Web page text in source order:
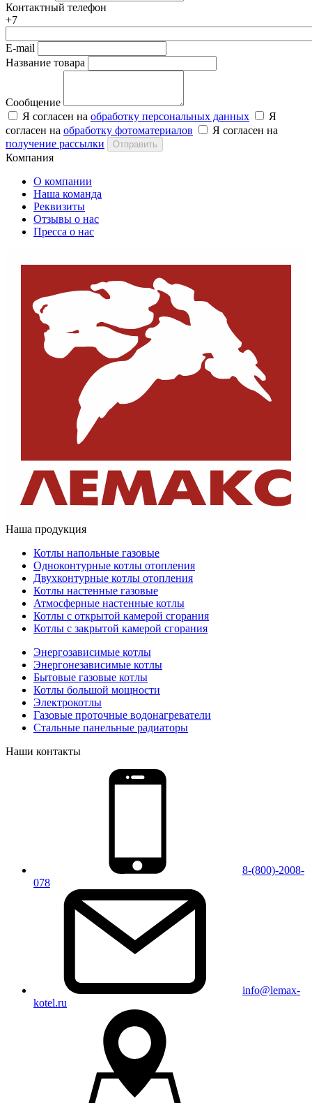
Контактный телефон
+7
E-mail
Название товара
Сообщение
Я согласен на обработку персональных данных
Я
согласен на обработку фотоматериалов
Я согласен на
получение рассылки
Отправить
Компания
О компании
Наша команда
Реквизиты
Отзывы о нас
Пресса о нас
Наша продукция
Котлы напольные газовые
Одноконтурные котлы отопления
Двухконтурные котлы отопления
Котлы настенные газовые
Атмосферные настенные котлы
Котлы с открытой камерой сгорания
Котлы с закрытой камерой сгорания
Энергозависимые котлы
Энергонезависимые котлы
Бытовые газовые котлы
Котлы большой мощности
Электрокотлы
Газовые проточные водонагреватели
Стальные панельные радиаторы
Наши контакты
8-(800)-2008-
078
info@lemax-
kotel.ru